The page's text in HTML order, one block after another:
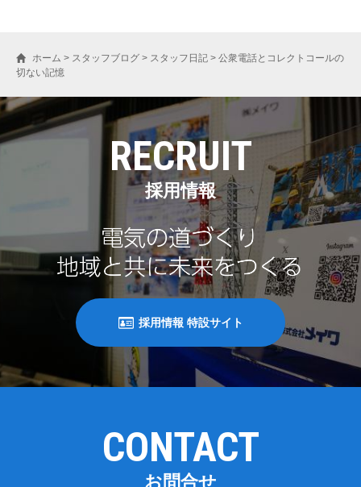
ホーム > スタッフブログ > スタッフ日記 > 公衆電話とコレクトコールの
切ない記憶
RECRUIT
採用情報
採用情報 特設サイト
CONTACT
お問合せ